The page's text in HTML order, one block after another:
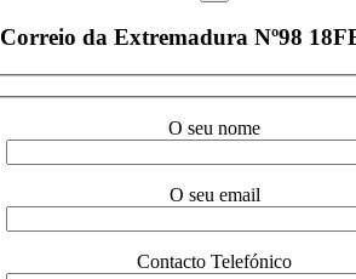
Correio da Extremadura Nº98
O seu nome
O seu email
Contacto Telefónico